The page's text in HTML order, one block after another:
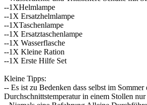
--1XHelmlampe
--1X Ersatzhelmlampe
--1XTaschenlampe
--1X Ersatztaschenlampe
--1X Wasserflasche
--1X Kleine Ration
--1X Erste Hilfe Set
Kleine Tipps:
-- Es ist zu Bedenken dass selbst im Sommer
Durchschnittstemperatur in einem Stollen nur